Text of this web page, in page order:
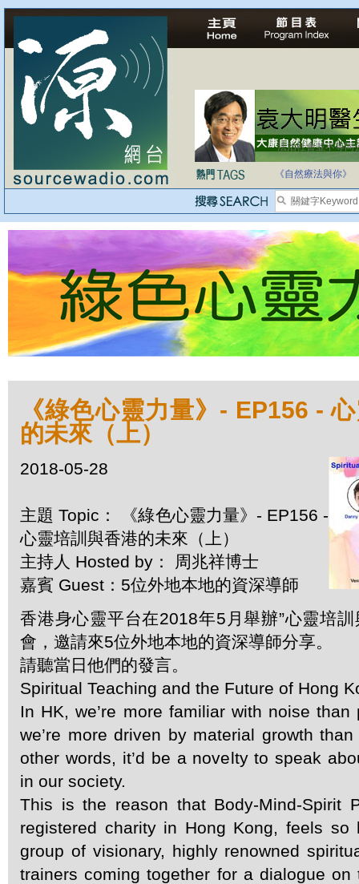
法治社會並不等同
自家教育合法化-
《自然療法與你》
《綠色心靈力量》- EP156 -
的未來（上）
2018-05-28
主題 Topic： 《綠色心靈力量》- EP156 -
心靈培訓與香港的未來（上）
主持人 Hosted by： 周兆祥博士
嘉賓 Guest：5位外地本地的資深導師
香港身心靈平台在2018年5月舉辦”心靈培
會，邀請來5位外地本地的資深導師分享。
請聽當日他們的發言。
Spiritual Teaching and the Future of Hong
In HK, we’re more familiar with noise
we’re more driven by material growth
other words, it’d be a novelty to speak
in our society.
This is the reason that Body-Mind-Spirit
registered charity in Hong Kong, feels so
group of visionary, highly renowned
trainers coming together for a dialogue